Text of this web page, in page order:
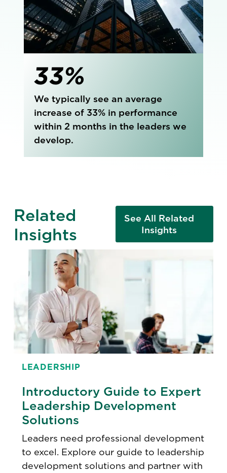
33%
We typically see an average
increase of 33% in performance
within 2 months in the leaders we
develop.
Related
Insights
See All Related
Insights
LEADERSHIP
Introductory Guide to Expert
Leadership Development
Solutions
Leaders need professional development
to excel. Explore our guide to leadership
development solutions and partner with